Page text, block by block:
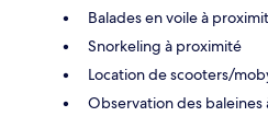
Balades en voile à
Snorkeling à proximité
Location de scooters/
Observation des baleines